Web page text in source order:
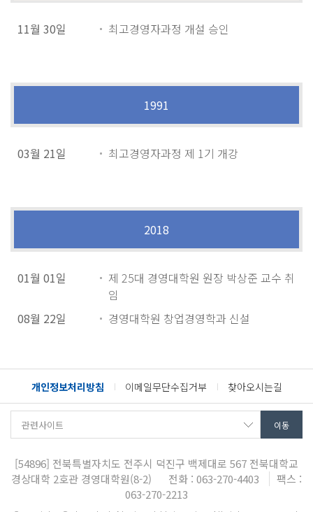
11월 30일 최고경영자과정 개설 승인
1991
03월 21일 최고경영자과정 제 1기 개강
2018
01월 01일
제 25대 경영대학원 원장 박상준 교수 취
임
08월 22일
경영대학원 창업경영학과 신설
개인정보처리방침 이메일무단수집거부 찾아오시는길
[54896] 전북특별자치도 전주시 덕진구 백제대로 567 전북대학교
경상대학 2호관 경영대학원(8-2)
전화 : 063-270-4403
팩스 :
063-270-2213